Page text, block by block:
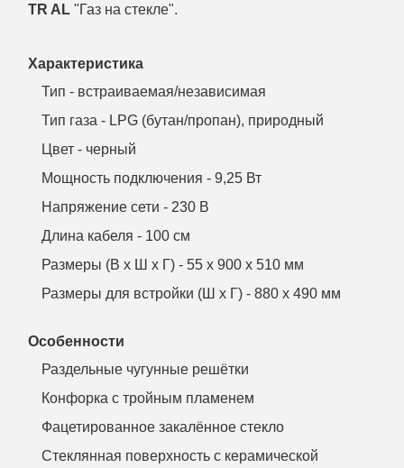
TR AL "Газ на стекле".
Характеристика
Тип - встраиваемая/независимая
Тип газа - LPG (бутан/пропан), природный
Цвет - черный
Мощность подключения - 9,25 Вт
Напряжение сети - 230 В
Длина кабеля - 100 см
Размеры (В х Ш х Г) - 55 х 900 х 510 мм
Размеры для встройки (Ш х Г) - 880 х 490 мм
Особенности
Раздельные чугунные решётки
Конфорка с тройным пламенем
Фацетированное закалённое стекло
Стеклянная поверхность с керамической